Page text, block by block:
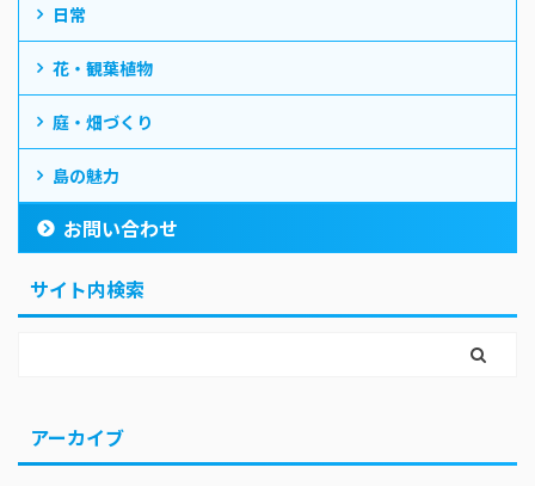
日常
花・観葉植物
庭・畑づくり
島の魅力
お問い合わせ
サイト内検索
アーカイブ